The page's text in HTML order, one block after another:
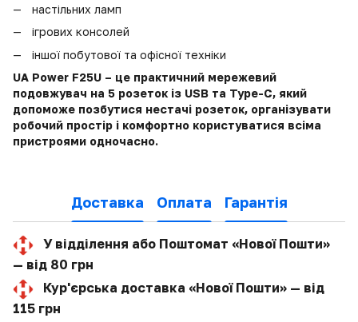
настільних ламп
ігрових консолей
іншої побутової та офісної техніки
UA Power F25U – це практичний мережевий
подовжувач на 5 розеток із USB та Type-C, який
допоможе позбутися нестачі розеток, організувати
робочий простір і комфортно користуватися всіма
пристроями одночасно.
Доставка Оплата Гарантія
У відділення або Поштомат «Нової Пошти»
— від 80 грн
Кур'єрська доставка «Нової Пошти» — від
115 грн